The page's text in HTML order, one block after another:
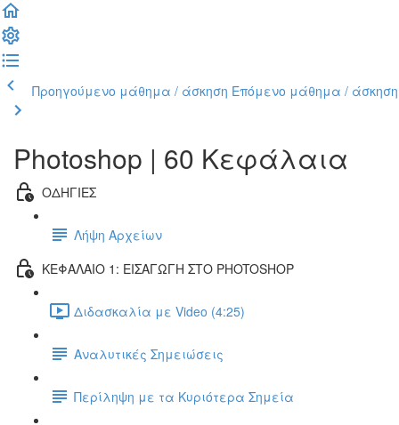
Προηγούμενο μάθημα / άσκηση Επόμενο μάθημα / άσκηση
Photoshop | 60 Κεφάλαια
ΟΔΗΓΙΕΣ
Λήψη Αρχείων
ΚΕΦΑΛΑΙΟ 1: ΕΙΣΑΓΩΓΗ ΣΤΟ PHOTOSHOP
Διδασκαλία με Video (4:25)
Αναλυτικές Σημειώσεις
Περίληψη με τα Κυριότερα Σημεία